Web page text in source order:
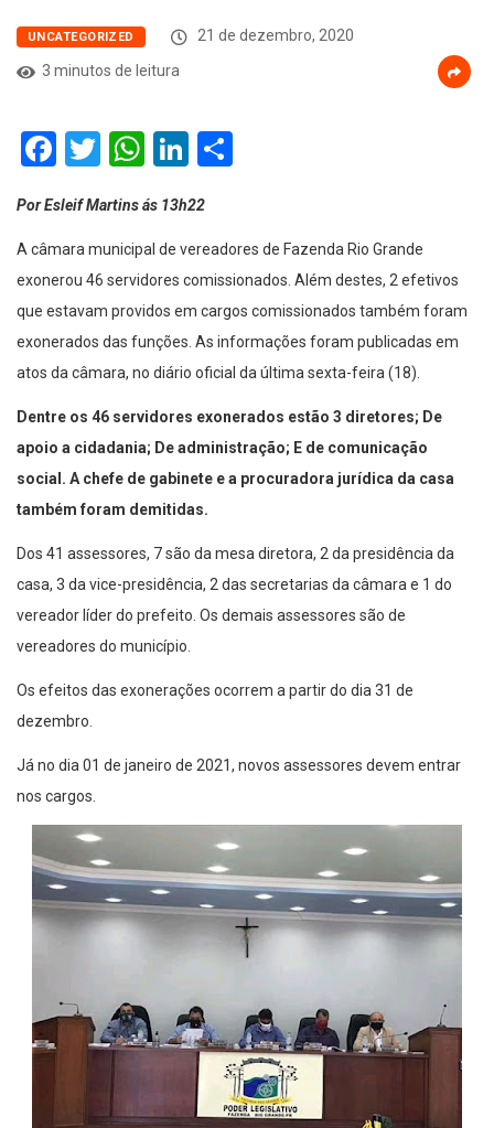
UNCATEGORIZED
21 de dezembro, 2020
3 minutos de leitura
Facebook
Twitter
WhatsApp
LinkedIn
Por Esleif Martins ás 13h22
A câmara municipal de vereadores de Fazenda Rio Grande
exonerou 46 servidores comissionados. Além destes, 2 efetivos
que estavam providos em cargos comissionados também foram
exonerados das funções. As informações foram publicadas em
atos da câmara, no diário oficial da última sexta-feira (18).
Dentre os 46 servidores exonerados estão 3 diretores; De
apoio a cidadania; De administração; E de comunicação
social. A chefe de gabinete e a procuradora jurídica da casa
também foram demitidas.
Dos 41 assessores, 7 são da mesa diretora, 2 da presidência da
casa, 3 da vice-presidência, 2 das secretarias da câmara e 1 do
vereador líder do prefeito. Os demais assessores são de
vereadores do município.
Os efeitos das exonerações ocorrem a partir do dia 31 de
dezembro.
Já no dia 01 de janeiro de 2021, novos assessores devem entrar
nos cargos.